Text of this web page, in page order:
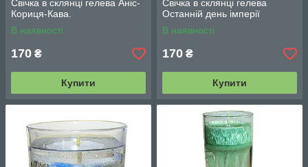
Свічка в склянці гелева Аніс-
Кориця-Кава.
В наявності
170 ₴
Купити
Свічка в склянці гелева
Останній день імперії
В наявності
170 ₴
Купити